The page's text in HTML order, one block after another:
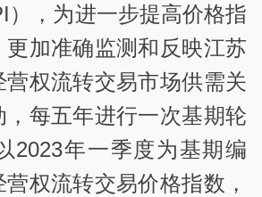
），为进一步提高价格指
加准确监测和反映江苏
营权流转交易市场供需关
，每五年进行一次基期轮
2023年一季度为基期编
权流转交易价格指数，